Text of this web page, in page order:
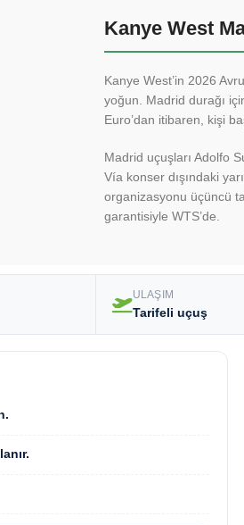
Kanye West
Kanye West’in 2026
yoğun. Madrid durağı
Euro’dan itibaren, kişi
Madrid uçuşları Adolfo
Vía konser dışındaki
organizasyonu üçüncü
garantisiyle WTS’de.
ULAŞIM
Tarifeli uçuş